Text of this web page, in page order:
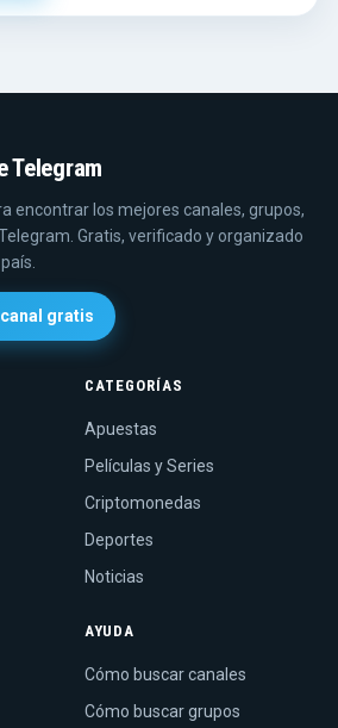
Telegram
encontrar los mejores canales, grupos,
Gratis, verificado y organizado
canal gratis
CATEGORÍAS
Apuestas
Películas y Series
Criptomonedas
Deportes
Noticias
AYUDA
Cómo buscar canales
Cómo buscar grupos